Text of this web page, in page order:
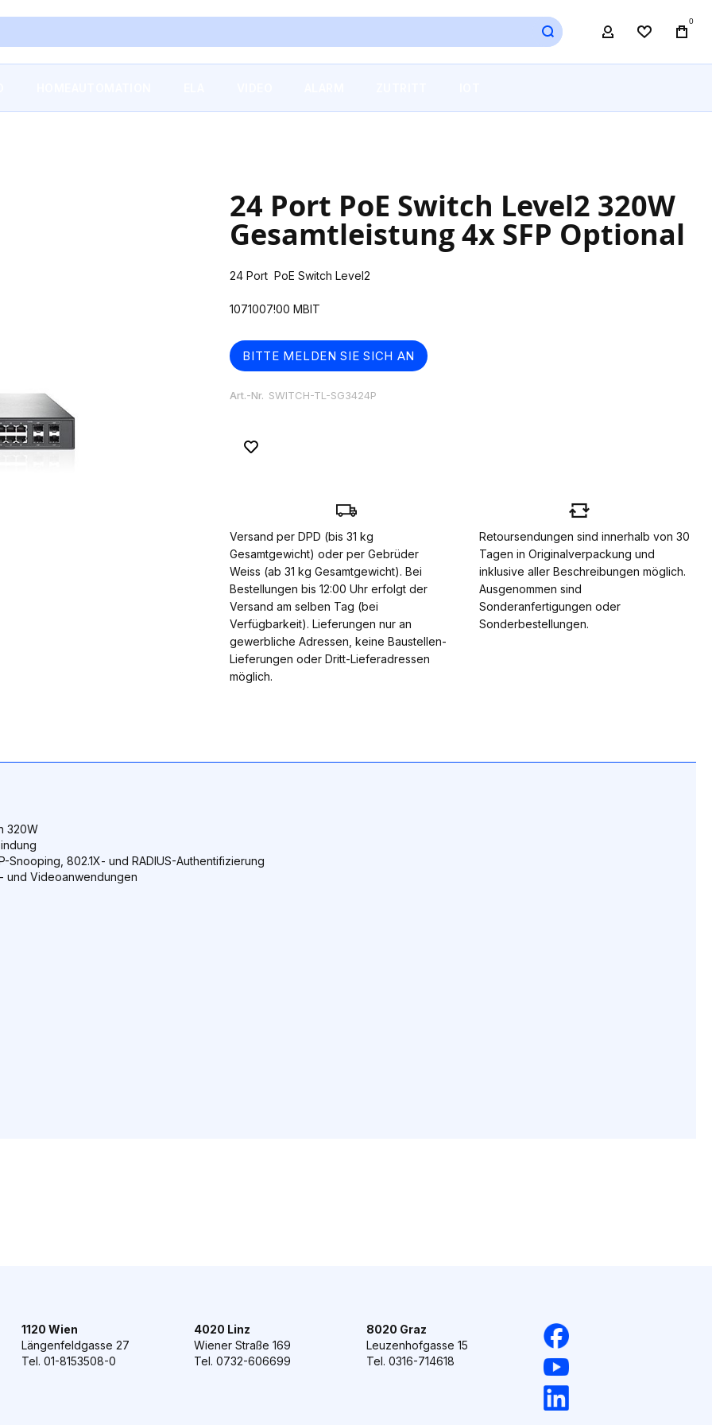
MEIN KONTOBAG
0
24 Port PoE Switch Level2 320W
Gesamtleistung 4x SFP Optional
24 Port PoE Switch Level2
1071007!00 MBIT
BITTE MELDEN SIE SICH AN
Art.-Nr. SWITCH-TL-SG3424P
Versand per DPD (bis 31 kg
Gesamtgewicht) oder per Gebrüder
Weiss (ab 31 kg Gesamtgewicht). Bei
Bestellungen bis 12:00 Uhr erfolgt der
Versand am selben Tag (bei
Verfügbarkeit). Lieferungen nur an
gewerbliche Adressen, keine Baustellen-
Lieferungen oder Dritt-Lieferadressen
möglich.
Retoursendungen sind innerhalb von 30
Tagen in Originalverpackung und
inklusive aller Beschreibungen möglich.
Ausgenommen sind
Sonderanfertigungen oder
Sonderbestellungen.
320W
Snooping, 802.1X- und RADIUS-Authentifizierung
und Videoanwendungen
1120 Wien
Längenfeldgasse 27
Tel. 01-8153508-0
4020 Linz
Wiener Straße 169
Tel. 0732-606699
8020 Graz
Leuzenhofgasse 15
Tel. 0316-714618